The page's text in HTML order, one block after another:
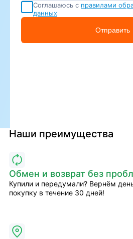
Соглашаюсь с правилами
данных
Отправить
Наши преимущества
Обмен и возврат без
Купили и передумали? Вернём
покупку в течение 30 дней!